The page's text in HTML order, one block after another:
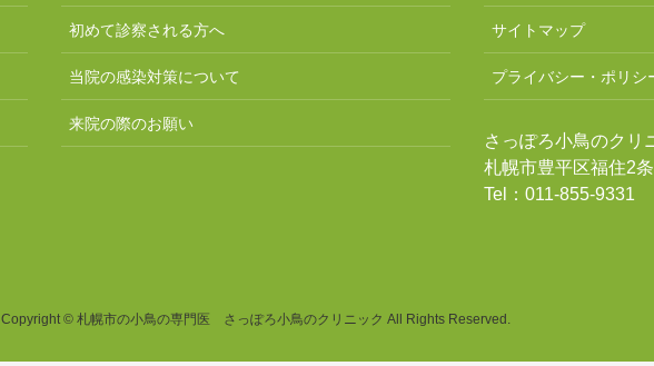
初めて診察される方へ
当院の感染対策について
来院の際のお願い
サイトマップ
プライバシー・ポリシ
さっぽろ小鳥のクリ
札幌市豊平区福住2
Tel：011-855-9331
Copyright © 札幌市の小鳥の専門医 さっぽろ小鳥のクリニック All Rights Reserved.